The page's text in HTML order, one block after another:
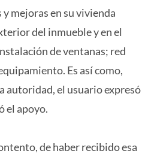
mejoras en su vivienda
del inmueble y en el
de ventanas; red
Es así como,
autoridad, el usuario expresó
el apoyo.
de haber recibido esa